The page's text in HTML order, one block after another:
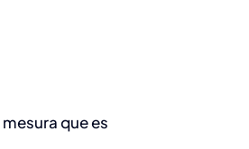
que es